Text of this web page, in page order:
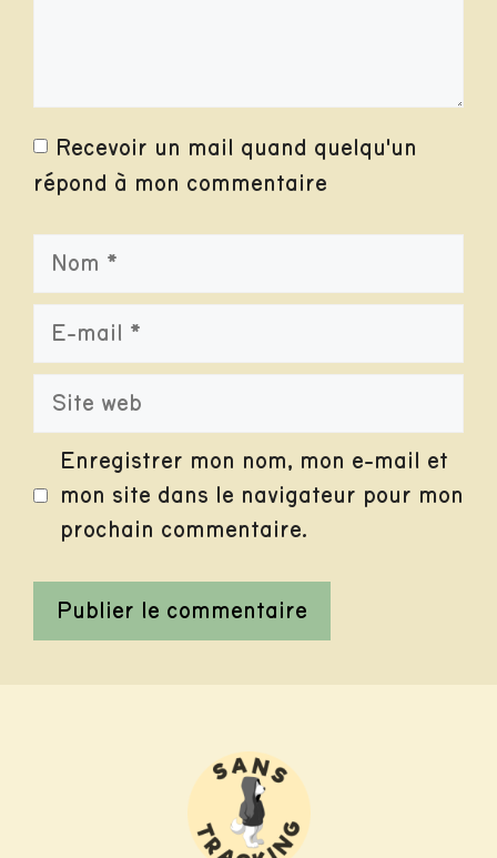
Recevoir un mail quand quelqu'un
répond à mon commentaire
Nom
E-
Site
Enregistrer mon nom, mon e-mail et
mon site dans le navigateur pour mon
prochain commentaire.